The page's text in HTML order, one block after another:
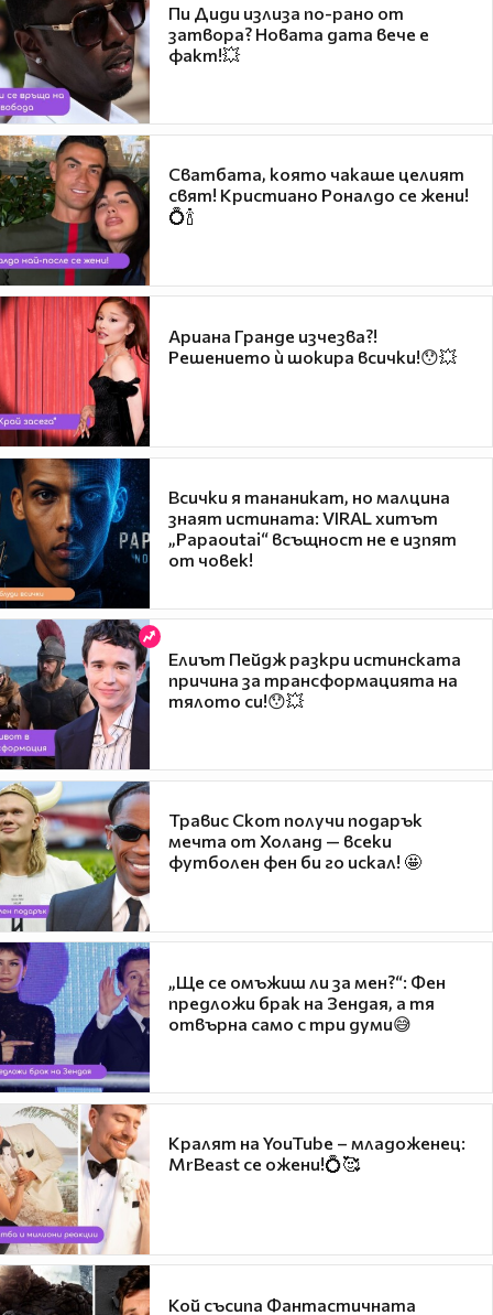
Пи Диди излиза по-рано от
затвора? Новата дата вече е
факт!💥
Сватбата, която чакаше целият
свят! Кристиано Роналдо се жени!
💍🍾
Ариана Гранде изчезва?!
Решението ѝ шокира всички!😯💥
Всички я тананикат, но малцина
знаят истината: VIRAL хитът
„Papaoutai“ всъщност не е изпят
от човек!
Елиът Пейдж разкри истинската
причина за трансформацията на
тялото си!😯💥
Травис Скот получи подарък
мечта от Холанд — всеки
футболен фен би го искал! 🤩
„Ще се омъжиш ли за мен?“: Фен
предложи брак на Зендая, а тя
отвърна само с три думи😅
Кралят на YouTube – младоженец:
MrBeast се ожени!💍🥰
Кой съсипа Фантастичната